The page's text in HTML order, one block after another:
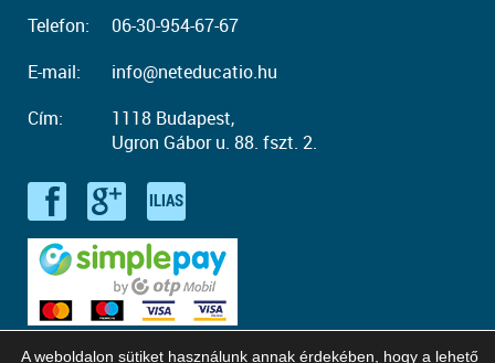
Telefon:
06-30-954-67-67
E-mail:
info@neteducatio.hu
Cím:
1118 Budapest,
Ugron Gábor u. 88. fszt. 2.
A weboldalon sütiket használunk annak érdekében, hogy a lehető